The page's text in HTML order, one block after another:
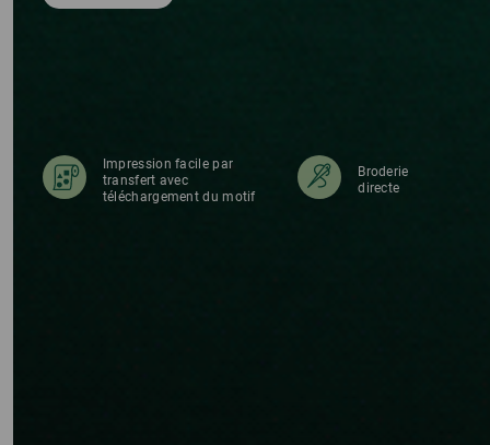
Impression facile par
transfert avec
téléchargement du motif
Broderie
directe